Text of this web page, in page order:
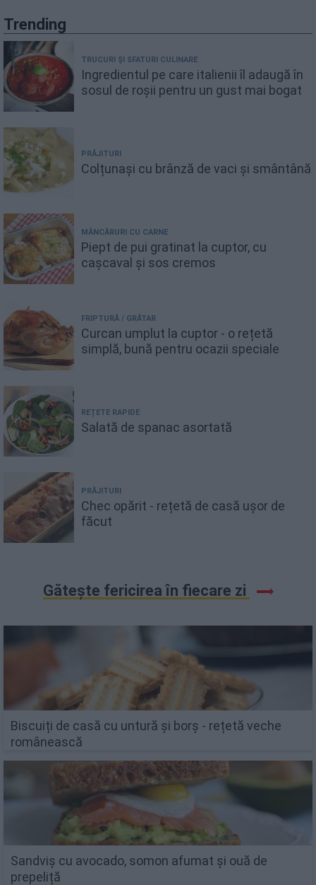
Trending
TRUCURI ȘI SFATURI CULINARE
Ingredientul pe care italienii îl adaugă în
sosul de roșii pentru un gust mai bogat
PRĂJITURI
Colțunași cu brânză de vaci și smântână
MÂNCĂRURI CU CARNE
Piept de pui gratinat la cuptor, cu
cașcaval și sos cremos
FRIPTURĂ / GRĂTAR
Curcan umplut la cuptor - o rețetă
simplă, bună pentru ocazii speciale
REȚETE RAPIDE
Salată de spanac asortată
PRĂJITURI
Chec opărit - rețetă de casă ușor de
făcut
Gătește fericirea în fiecare zi
Biscuiți de casă cu untură și borș - rețetă veche
românească
Sandviș cu avocado, somon afumat și ouă de
prepeliță